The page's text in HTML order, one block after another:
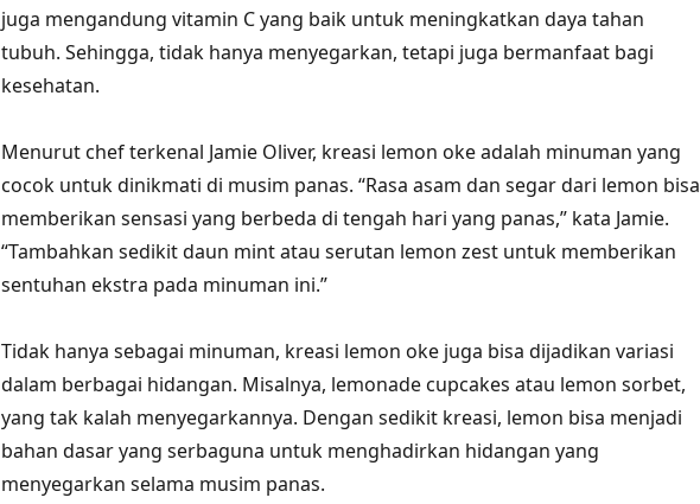
juga mengandung vitamin C yang baik untuk meningkatkan daya tahan
tubuh. Sehingga, tidak hanya menyegarkan, tetapi juga bermanfaat bagi
kesehatan.
Menurut chef terkenal Jamie Oliver, kreasi lemon oke adalah minuman yang
cocok untuk dinikmati di musim panas. “Rasa asam dan segar dari lemon bisa
memberikan sensasi yang berbeda di tengah hari yang panas,” kata Jamie.
“Tambahkan sedikit daun mint atau serutan lemon zest untuk memberikan
sentuhan ekstra pada minuman ini.”
Tidak hanya sebagai minuman, kreasi lemon oke juga bisa dijadikan variasi
dalam berbagai hidangan. Misalnya, lemonade cupcakes atau lemon sorbet,
yang tak kalah menyegarkannya. Dengan sedikit kreasi, lemon bisa menjadi
bahan dasar yang serbaguna untuk menghadirkan hidangan yang
menyegarkan selama musim panas.